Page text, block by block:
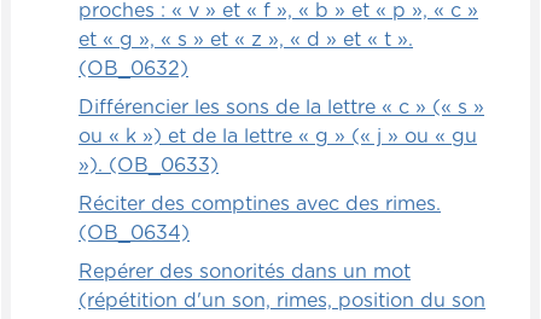
quelques jours, cela va venir de soi. S'il y a
de la difficulté, il y a des outils disponibles
en magasin pour aider l'enfant à bien tenir
un crayon. Ce que j'aime beaucoup, c'est
de tracer deux yeux, un nez et une bouche
sur l'angle du pouce de l'enfant. Quand on
toujours que tu voies le petit bonhomme
que j'ai tracé sur ton doigt quand tu écris."
On peut aussi mettre un point, par
exemple, sur le dessus du doigt et lui dire :
proches : « v » et « f », « b » et « p », « c »
et « g », « s » et « z », « d » et « t ».
(OB_0632)
Différencier les sons de la lettre « c » (« s »
ou « k ») et de la lettre « g » (« j » ou « gu
»). (OB_0633)
Réciter des comptines avec des rimes.
(OB_0634)
Repérer des sonorités dans un mot
(répétition d'un son, rimes, position du son